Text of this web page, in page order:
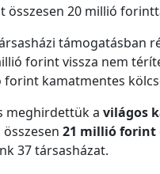
összesen 20 millió
támogatásban
forint vissza nem
forint kamatmentes
meghirdettük a világos
21 millió forint
37 társasházat.